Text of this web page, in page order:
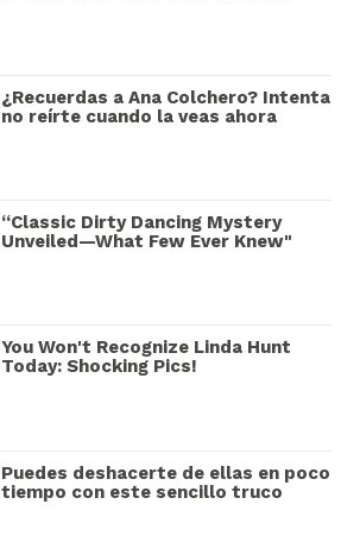
¿Recuerdas a Ana Colchero? Intenta
no reírte cuando la veas ahora
“Classic Dirty Dancing Mystery
Unveiled—What Few Ever Knew"
You Won't Recognize Linda Hunt
Today: Shocking Pics!
Puedes deshacerte de ellas en poco
tiempo con este sencillo truco